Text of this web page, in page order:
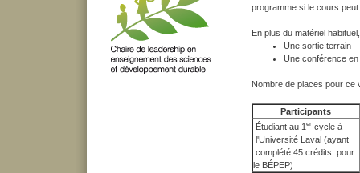
programme si le cours
En plus du matériel
Une sortie terrain
Une conférence en
Nombre de places pour ce
Participants
Étudiant au 1 ercycle à
l'Université Laval (ayant
complété 45 crédits pour
le BÉPEP)